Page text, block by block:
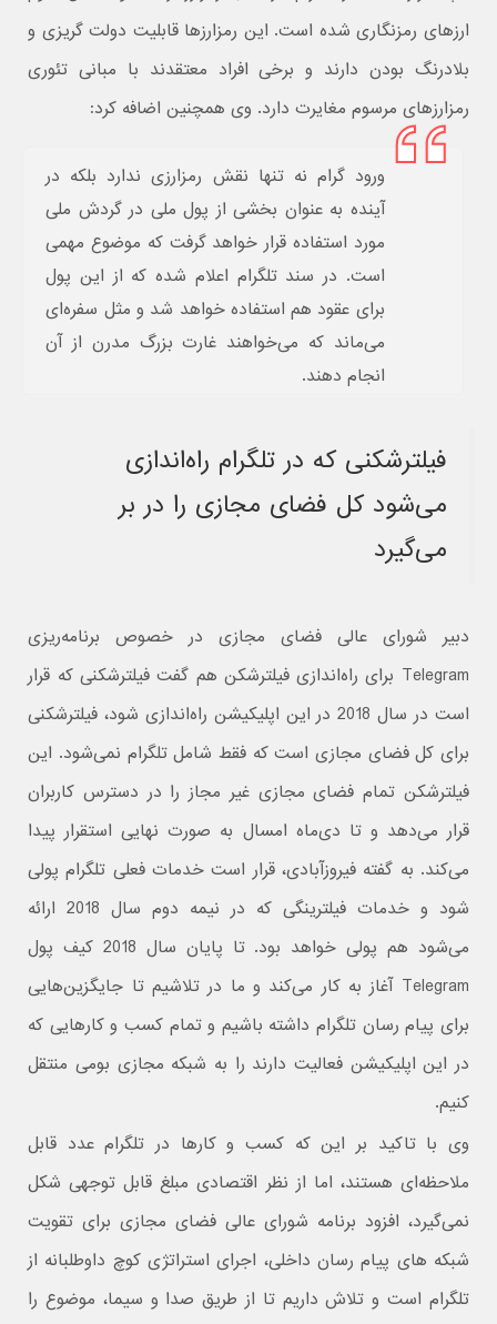
ارزهای رمزنگاری شده است. این رمزارزها قابلیت دولت گریزی و
بلادرنگ بودن دارند و برخی افراد معتقدند با مبانی تئوری
رمزارزهای مرسوم مغایرت دارد. وی همچنین اضافه کرد:
ورود گرام نه تنها نقش رمزارزی ندارد بلکه در
آینده به عنوان بخشی از پول ملی در گردش ملی
مورد استفاده قرار خواهد گرفت که موضوع مهمی
است. در سند تلگرام اعلام شده که از این پول
برای عقود هم استفاده خواهد شد و مثل سفره‌ای
می‌ماند که می‌خواهند غارت بزرگ مدرن از آن
انجام دهند.
فیلترشکنی که در تلگرام راه‌اندازی
می‌شود کل فضای مجازی را در بر
می‌گیرد
دبیر شورای عالی فضای مجازی در خصوص برنامه‌ریزی
Telegram برای راه‌اندازی فیلترشکن هم گفت فیلترشکنی که قرار
است در سال 2018 در این اپلیکیشن راه‌اندازی شود، فیلترشکنی
برای کل فضای مجازی است که فقط شامل تلگرام نمی‌شود. این
فیلترشکن تمام فضای مجازی غیر مجاز را در دسترس کاربران
قرار می‌دهد و تا دی‌ماه امسال به صورت نهایی استقرار پیدا
می‌کند. به گفته فیروزآبادی، قرار است خدمات فعلی تلگرام پولی
شود و خدمات فیلترینگی که در نیمه دوم سال 2018 ارائه
می‌شود هم پولی خواهد بود. تا پایان سال 2018 کیف پول
Telegram آغاز به کار می‌کند و ما در تلاشیم تا جایگزین‌هایی
برای پیام رسان تلگرام داشته باشیم و تمام کسب و کارهایی که
در این اپلیکیشن فعالیت دارند را به شبکه مجازی بومی منتقل
کنیم.
وی با تاکید بر این که کسب و کارها در تلگرام عدد قابل
ملاحظه‌ای هستند، اما از نظر اقتصادی مبلغ قابل توجهی شکل
نمی‌گیرد، افزود برنامه شورای عالی فضای مجازی برای تقویت
شبکه های پیام رسان داخلی، اجرای استراتژی کوچ داوطلبانه از
تلگرام است و تلاش داریم تا از طریق صدا و سیما، موضوع را